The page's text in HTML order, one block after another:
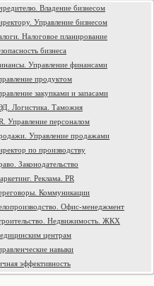
Владение бизнесом
Управление бизнесом
Налоговое планирование
бизнеса
Управление финансами
продуктом
закупками и запасами
Логистика. Таможня
Управление персоналом
Управление продажами
по производству
Законодательство
Реклама. PR
Коммуникации
Офис-менеджмент
Недвижимость. ЖКХ
центрам
навыки
эффективность